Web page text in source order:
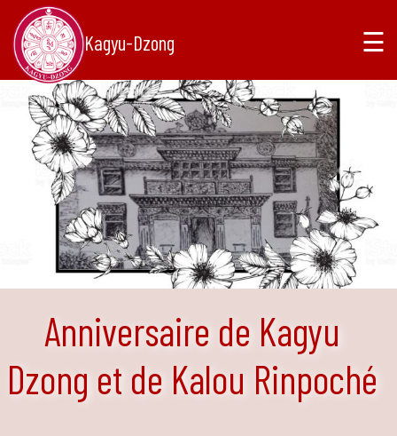
Kagyu-Dzong ☰
Anniversaire de Kagyu
Dzong et de Kalou Rinpoché